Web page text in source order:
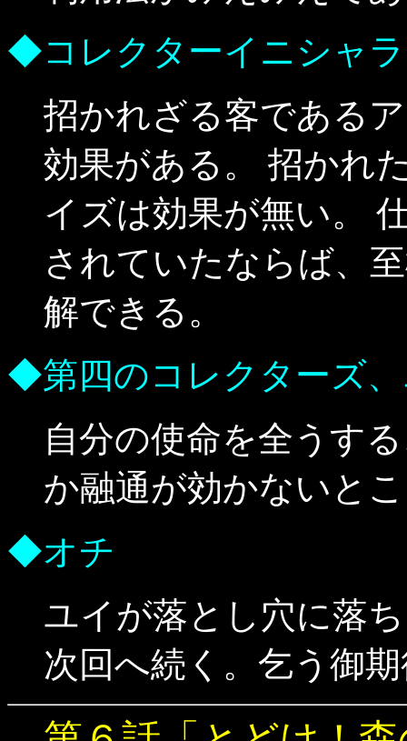
◆コレクターイニシャ
招かれざる客である
効果がある。 招かれ
イズは効果が無い。
されていたならば、
解できる。
◆第四のコレクターズ
自分の使命を全うす
か融通が効かないと
◆オチ
ユイが落とし穴に落
次回へ続く。乞う御